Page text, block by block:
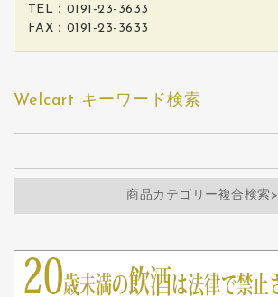
TEL：0191-23-3633
FAX：0191-23-3633
Welcart キーワード検索
商品カテゴリー複合検索>